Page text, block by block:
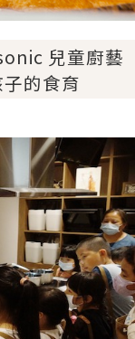
兒童廚藝
的食育